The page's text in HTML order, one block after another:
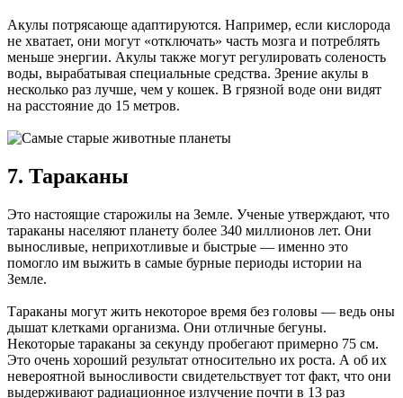
Акулы потрясающе адаптируются. Например, если кислорода
не хватает, они могут «отключать» часть мозга и потреблять
меньше энергии. Акулы также могут регулировать соленость
воды, вырабатывая специальные средства. Зрение акулы в
несколько раз лучше, чем у кошек. В грязной воде они видят
на расстояние до 15 метров.
7. Тараканы
Это настоящие старожилы на Земле. Ученые утверждают, что
тараканы населяют планету более 340 миллионов лет. Они
выносливые, неприхотливые и быстрые — именно это
помогло им выжить в самые бурные периоды истории на
Земле.
Тараканы могут жить некоторое время без головы — ведь оны
дышат клетками организма. Они отличные бегуны.
Некоторые тараканы за секунду пробегают примерно 75 см.
Это очень хороший результат относительно их роста. А об их
невероятной выносливости свидетельствует тот факт, что они
выдерживают радиационное излучение почти в 13 раз